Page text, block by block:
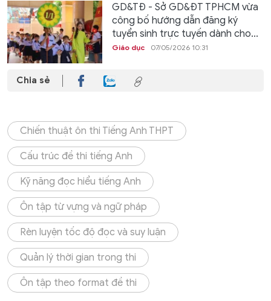
GD&TĐ - Sở GD&ĐT TPHCM vừa
công bố hướng dẫn đăng ký
tuyển sinh trực tuyến dành cho...
Giáo dục 07/05/2026 10:31
Chia sẻ
Chiến thuật ôn thi Tiếng Anh THPT
Cấu trúc đề thi tiếng Anh
Kỹ năng đọc hiểu tiếng Anh
Ôn tập từ vựng và ngữ pháp
Rèn luyện tốc độ đọc và suy luận
Quản lý thời gian trong thi
Ôn tập theo format đề thi